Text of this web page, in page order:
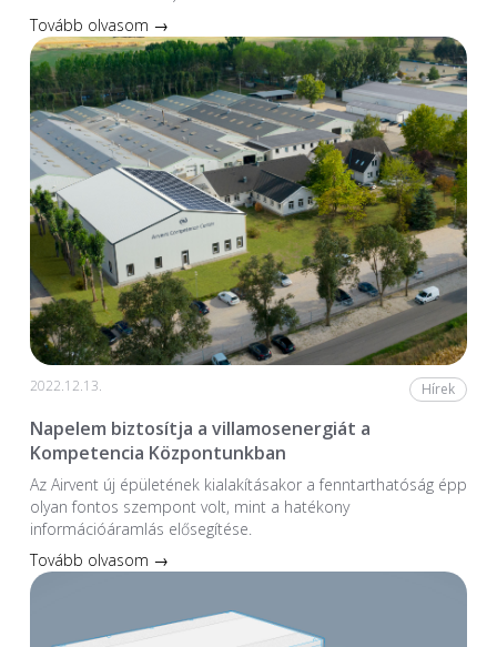
Tovább olvasom →
2022.12.13. Hírek
Napelem biztosítja a villamosenergiát a
Kompetencia Központunkban
Az Airvent új épületének kialakításakor a fenntarthatóság épp
olyan fontos szempont volt, mint a hatékony
információáramlás elősegítése.
Tovább olvasom →